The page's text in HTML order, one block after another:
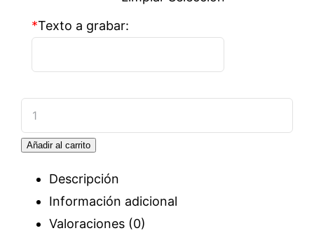
*Texto a grabar:
Body
personalizado
Vaca
cantidad
Añadir al carrito
Descripción
Información adicional
Valoraciones (0)